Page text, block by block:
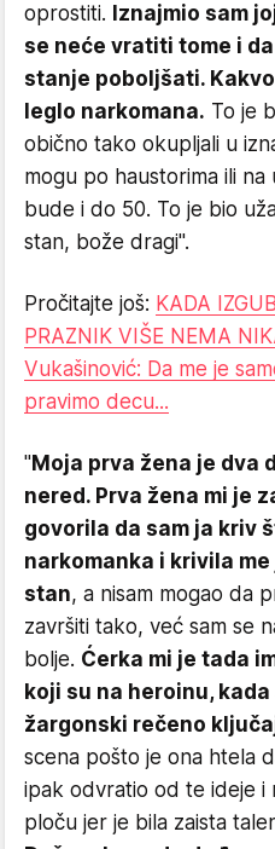
oprostiti. Iznajmio sam
se neće vratiti tome i
stanje poboljšati.
leglo narkomana. To je
obično tako okupljali u
mogu po haustorima ili na
bude i do 50. To je bio
stan, bože dragi".
Pročitajte još: KADA
PRAZNIK VIŠE NEMA
Vukašinović: Da me je
pravimo decu...
"Moja prva žena je dva
nered. Prva žena mi je
govorila da sam ja kriv
narkomanka i krivila
stan, a nisam mogao da
završiti tako, već sam se
bolje. Ćerka mi je tada
koji su na heroinu,
žargonski rečeno
scena pošto je ona htela
ipak odvratio od te ideje i
ploču jer je bila zaista